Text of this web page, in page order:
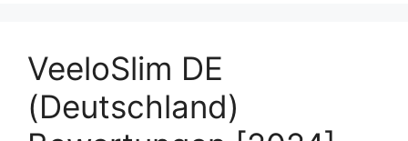
VeeloSlim DE
(Deutschland)